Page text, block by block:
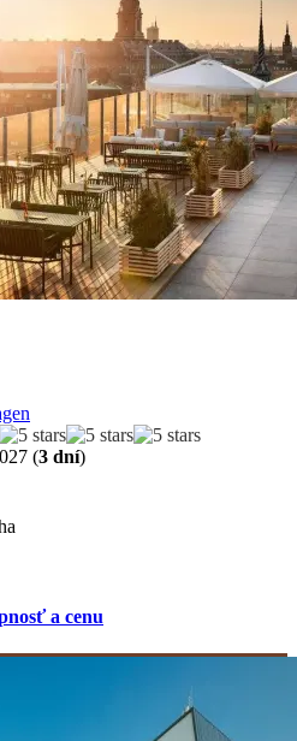
(3 dní)
a cenu